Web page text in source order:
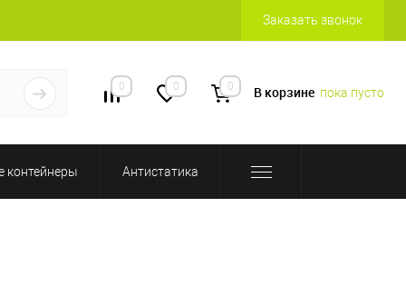
Заказать звонок
0 0 0 В корзине пока пусто
контейнеры Антистатика